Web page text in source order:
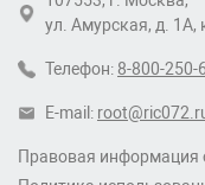
Правовая информация
ул. Амурская, д. 1А,
Телефон: 8-800-250-
E-mail: